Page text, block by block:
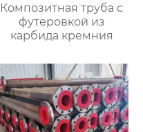
Композитная труба с
футеровкой из
карбида кремния